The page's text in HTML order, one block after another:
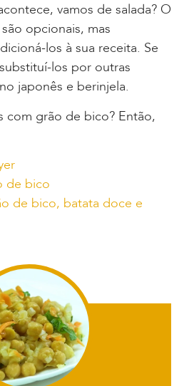
vamos de salada? O
opcionais, mas
los à sua receita. Se
los por outras
japonês e berinjela.
com grão de bico? Então,
de bico
de bico, batata doce e